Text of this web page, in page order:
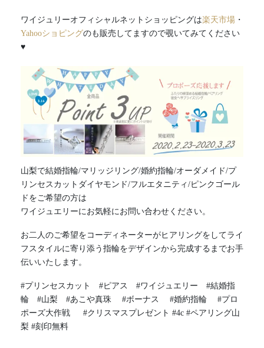
ワイジュリーオフィシャルネットショッピングは楽天市場・
Yahooショピングのも販売してますので覗いてみてください
♥
山梨で結婚指輪/マリッジリング/婚約指輪/オーダメイド/プ
リンセスカットダイヤモンド/フルエタニティ/ピンクゴール
ドをご希望の方は
ワイジュエリーにお気軽にお問い合わせください。
お二人のご希望をコーディネーターがヒアリングをしてライ
フスタイルに寄り添う指輪をデザインから完成するまでお手
伝いいたします。
#プリンセスカット #ピアス #ワイジュエリー #結婚指
輪 #山梨 #あこや真珠 #ボーナス #婚約指輪 #プロ
ポーズ大作戦 #クリスマスプレゼント #4c #ペアリング山
梨 #刻印無料